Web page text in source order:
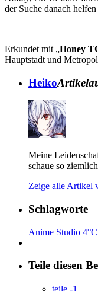
der Suche danach
Erkundet mit „Honey
Hauptstadt und
Heiko
Meine
schaue so
Zeige alle Artikel
Schlagworte
Anime Studio 4°C
Teile diesen